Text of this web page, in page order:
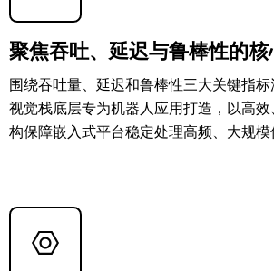
聚焦吞吐、延迟与鲁棒性的
围绕吞吐量、延迟和鲁棒性三大关键指标
视觉栈底层专为机器人应用打造，以高
构保障嵌入式平台稳定处理高频、大规